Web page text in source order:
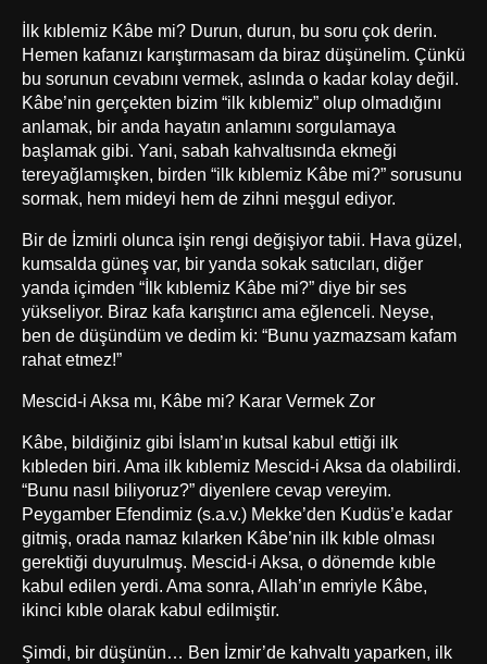
İlk kıblemiz Kâbe mi? Durun, durun, bu soru çok derin.
Hemen kafanızı karıştırmasam da biraz düşünelim. Çünkü
bu sorunun cevabını vermek, aslında o kadar kolay değil.
Kâbe’nin gerçekten bizim “ilk kıblemiz” olup olmadığını
anlamak, bir anda hayatın anlamını sorgulamaya
başlamak gibi. Yani, sabah kahvaltısında ekmeği
tereyağlamışken, birden “ilk kıblemiz Kâbe mi?” sorusunu
sormak, hem mideyi hem de zihni meşgul ediyor.
Bir de İzmirli olunca işin rengi değişiyor tabii. Hava güzel,
kumsalda güneş var, bir yanda sokak satıcıları, diğer
yanda içimden “İlk kıblemiz Kâbe mi?” diye bir ses
yükseliyor. Biraz kafa karıştırıcı ama eğlenceli. Neyse,
ben de düşündüm ve dedim ki: “Bunu yazmazsam kafam
rahat etmez!”
Mescid-i Aksa mı, Kâbe mi? Karar Vermek Zor
Kâbe, bildiğiniz gibi İslam’ın kutsal kabul ettiği ilk
kıbleden biri. Ama ilk kıblemiz Mescid-i Aksa da olabilirdi.
“Bunu nasıl biliyoruz?” diyenlere cevap vereyim.
Peygamber Efendimiz (s.a.v.) Mekke’den Kudüs’e kadar
gitmiş, orada namaz kılarken Kâbe’nin ilk kıble olması
gerektiği duyurulmuş. Mescid-i Aksa, o dönemde kıble
kabul edilen yerdi. Ama sonra, Allah’ın emriyle Kâbe,
ikinci kıble olarak kabul edilmiştir.
Şimdi, bir düşünün… Ben İzmir’de kahvaltı yaparken, ilk